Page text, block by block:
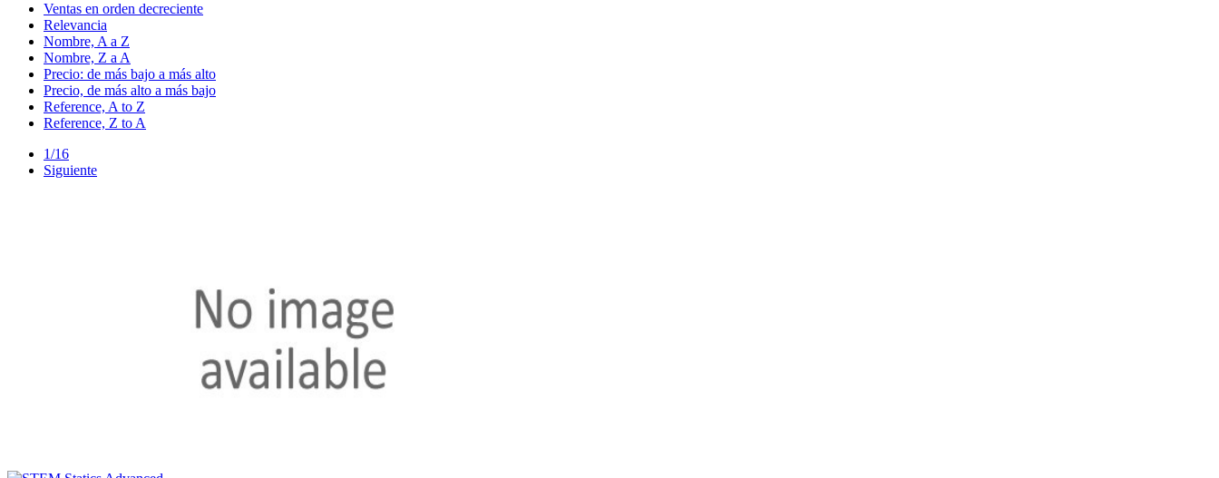
Ventas en orden decreciente
Relevancia
Nombre, A a Z
Nombre, Z a A
Precio: de más bajo a más alto
Precio, de más alto a más bajo
Reference, A to Z
Reference, Z to A
1/16
Siguiente